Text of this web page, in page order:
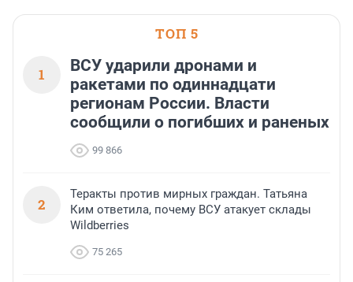
или готовый арендный
ТОП 5
1
ВСУ ударили дронами и
ракетами по одиннадцати
регионам России. Власти
сообщили о погибших и раненых
99 866
2
Теракты против мирных граждан. Татьяна
Ким ответила, почему ВСУ атакует склады
Wildberries
75 265